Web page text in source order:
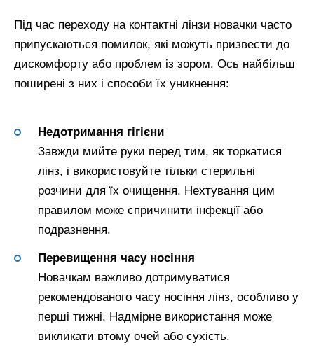
Під час переходу на контактні лінзи новачки часто
припускаються помилок, які можуть призвести до
дискомфорту або проблем із зором. Ось найбільш
поширені з них і способи їх уникнення:
Недотримання гігієни
Завжди мийте руки перед тим, як торкатися
лінз, і використовуйте тільки стерильні
розчини для їх очищення. Нехтування цим
правилом може спричинити інфекції або
подразнення.
Перевищення часу носіння
Новачкам важливо дотримуватися
рекомендованого часу носіння лінз, особливо у
перші тижні. Надмірне використання може
викликати втому очей або сухість.